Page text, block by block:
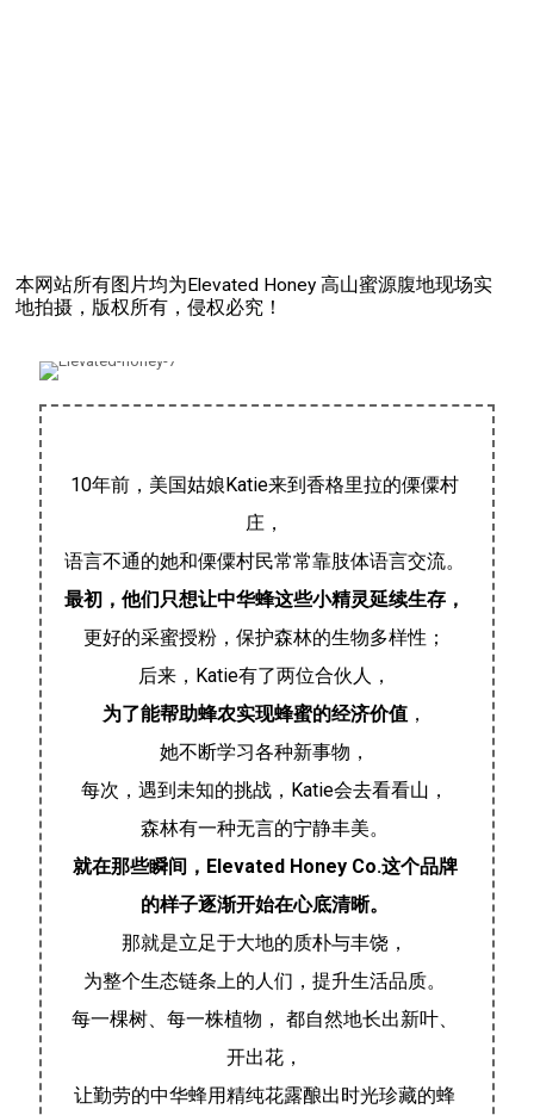
本网站所有图片均为Elevated Honey 高山蜜源腹地现场实
地拍摄，版权所有，侵权必究！
10年前，美国姑娘Katie来到香格里拉的傈僳村
庄，
语言不通的她和傈僳村民常常靠肢体语言交流。
最初，他们只想让中华蜂这些小精灵延续生存，
更好的采蜜授粉，保护森林的生物多样性；
后来，Katie有了两位合伙人，
为了能帮助蜂农实现蜂蜜的经济价值 ，
她不断学习各种新事物，
每次，遇到未知的挑战，Katie会去看看山，
森林有一种无言的宁静丰美。
就在那些瞬间，Elevated Honey Co.这个品牌
的样子逐渐开始在心底清晰。
那就是立足于大地的质朴与丰饶，
为整个生态链条上的人们，提升生活品质。
每一棵树、每一株植物， 都自然地长出新叶、
开出花，
让勤劳的中华蜂用精纯花露酿出时光珍藏的蜂